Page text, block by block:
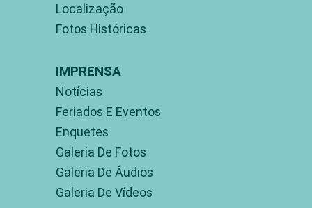
Localização
Fotos Históricas
IMPRENSA
Notícias
Feriados E Eventos
Enquetes
Galeria De Fotos
Galeria De Áudios
Galeria De Vídeos